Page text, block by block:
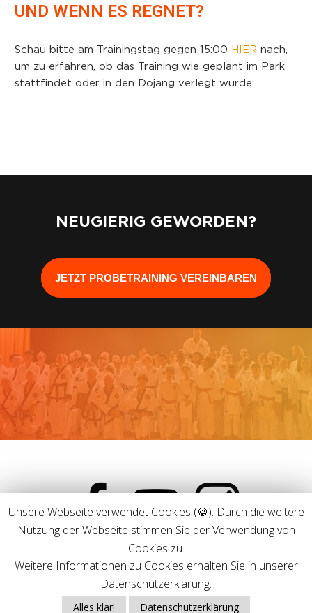
UND WENN ES REGNET?
Schau bitte am Trainingstag gegen 15:00 HIER nach,
um zu erfahren, ob das Training wie geplant im Park
stattfindet oder in den Dojang verlegt wurde.
NEUGIERIG GEWORDEN?
JETZT PROBETRAINING VEREINBAREN
TRADITIONAL TAEKWON-DO KÖLN © 2019-2025 ALLE RECHTE
VORBEHALTEN.
Unsere Webseite verwendet Cookies (🍪). Durch die weitere
Nutzung der Webseite stimmen Sie der Verwendung von
Cookies zu.
Weitere Informationen zu Cookies erhalten Sie in unserer
Datenschutzerklärung.
Alles klar! Datenschutzerklärung